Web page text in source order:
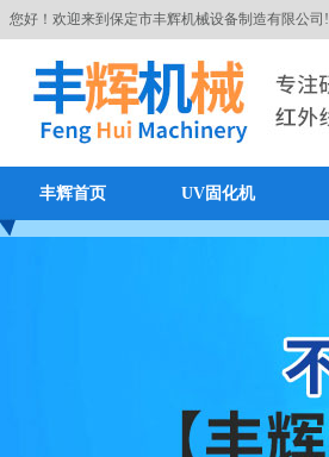
您好！欢迎来到保定市丰辉机械设备制造有限公司!
丰辉首页 UV固化机